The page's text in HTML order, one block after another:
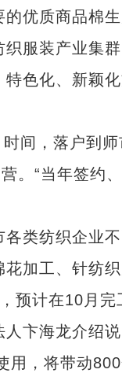
质商品棉生
服装产业集
色化、新颖
，落户到师
。“当年签约
纺织企业不
加工、针纺
预计在10月完
海龙介绍说
用，将带动